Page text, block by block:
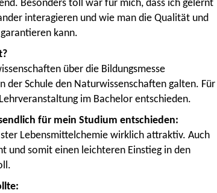
Besonders toll war für mich, dass ich gelernt
interagieren und wie man die Qualität und
kann.
über die Bildungsmesse
der Schule den Naturwissenschaften galten. Für
im Bachelor entschieden.
für mein Studium entschieden:
Lebensmittelchemie wirklich attraktiv. Auch
und somit einen leichteren Einstieg in den